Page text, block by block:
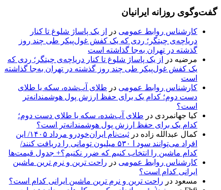
گفت‌وگوی روزانه ایرانیان
کارشناس روابط عمومی در
از یک پاساژ شلوغ تا کنار
دریاچه‌ی چیتگر؛ ردی که یک کفش غول‌پیکر طی چند روز
گذشته در تهران به‌جا گذاشته است
مرضیه در
از یک پاساژ شلوغ تا کنار دریاچه‌ی چیتگر؛ ردی که
یک کفش غول‌پیکر طی چند روز گذشته در تهران به‌جا گذاشته
است
کارشناس روابط عمومی در طلای آب‌شده، سکه یا طلای
دست دوم؛ کدام یک برای حفظ ارزش پول هوشمندانه‌تر
است؟
کیا جهانمردی در طلای آب‌شده، سکه یا طلای دست دوم؛
کدام یک برای حفظ ارزش پول هوشمندانه‌تر است؟
کمال عبدالله زاده در
ثبت‌نام ایران‌خودرو مرداد ۱۴۰۵/ این
افراد می‌توانند سود ا ۵۳۰ میلیون تومانی را دریافت کنند/
کدام ماشین را انتخاب کنیم که ضرر نکنیم؟+ جدول قیمت‌ها
کارشناس روابط عمومی در راحت ترین و نرم ترین ماشین
ایرانی کدام است؟
مسعود در راحت ترین و نرم ترین ماشین ایرانی کدام است؟